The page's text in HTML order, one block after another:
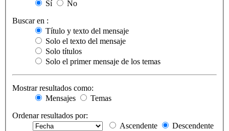
Sí
No
Buscar en :
Título y texto del mensaje
Solo el texto del mensaje
Solo títulos
Solo el primer mensaje de los temas
Mostrar resultados como:
Mensajes
Temas
Ordenar resultados por:
Ascendente
Descendente